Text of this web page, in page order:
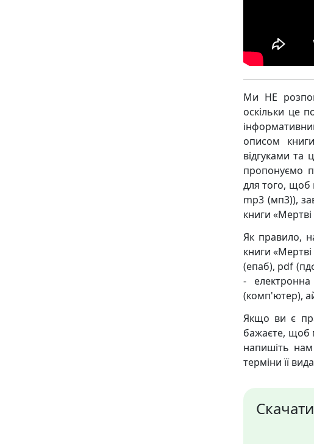
Ми НЕ
оскільки це
описом
відгуками
пропонуємо
для того, щоб
mp3 (мп3)),
книги
Як правило,
книги
(епаб), pdf
-
(комп'ютер),
Якщо ви є
бажаєте, щоб
напишіть
терміни її